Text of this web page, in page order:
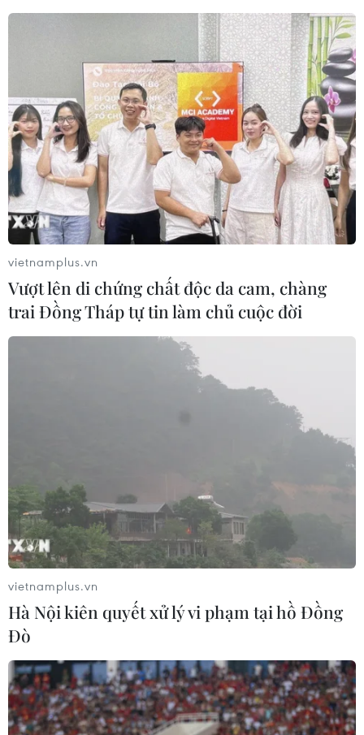
vietnamplus.vn
Vượt lên di chứng chất độc da cam, chàng
trai Đồng Tháp tự tin làm chủ cuộc đời
vietnamplus.vn
Hà Nội kiên quyết xử lý vi phạm tại hồ Đồng
Đò